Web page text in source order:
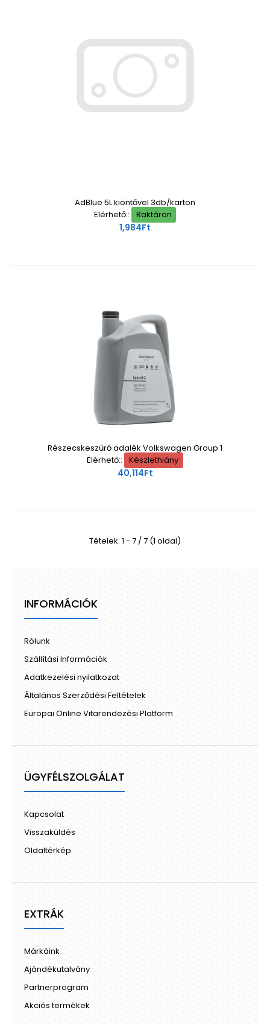
AdBlue 5L kiöntővel 3db/karton
Elérhető::
Raktáron
1,984Ft
Részecskeszűrő adalék Volkswagen Group 1
Elérhető::
Készlethiány
40,114Ft
Tételek: 1 - 7 / 7 (1 oldal)
INFORMÁCIÓK
Rólunk
Szállítási Információk
Adatkezelési nyilatkozat
Általános Szerződési Feltételek
Europai Online Vitarendezési Platform
ÜGYFÉLSZOLGÁLAT
Kapcsolat
Visszaküldés
Oldaltérkép
EXTRÁK
Márkáink
Ajándékutalvány
Partnerprogram
Akciós termékek